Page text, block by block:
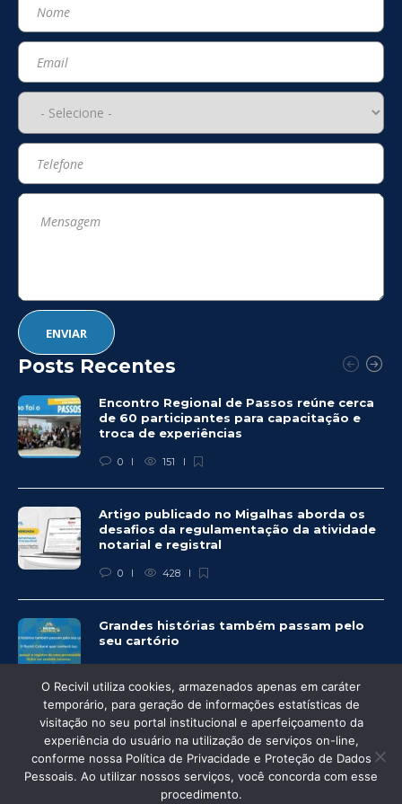
Posts Recentes
Encontro Regional de Passos reúne cerca
de 60 participantes para capacitação e
troca de experiências
0 151
Artigo publicado no Migalhas aborda os
desafios da regulamentação da atividade
notarial e registral
0 428
Grandes histórias também passam pelo
seu cartório
© Recivil 2020 – Todos os direitos reservados.
O Recivil utiliza cookies, armazenados apenas em caráter
temporário, para geração de informações estatísticas de
visitação no seu portal institucional e aperfeiçoamento da
experiência do usuário na utilização de serviços on-line,
conforme nossa Política de Privacidade e Proteção de Dados
Pessoais. Ao utilizar nossos serviços, você concorda com esse
procedimento.